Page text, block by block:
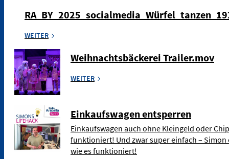
WEITER
Weihnachtsbäckerei Trailer.mov
WEITER
Einkaufswagen entsperren
Einkaufswagen auch ohne Kleingeld oder
funktioniert! Und zwar super einfach –
wie es funktioniert!